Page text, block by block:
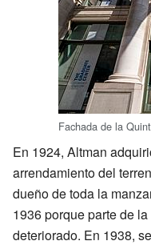
Fachada de la
En 1924, Altman
arrendamiento del
dueño de toda la
1936 porque parte de
deteriorado. En 1938,